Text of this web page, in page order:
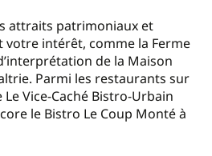
attraits patrimoniaux et
intérêt, comme la Ferme
de la Maison
Parmi les restaurants sur
Vice-Caché Bistro-Urbain
le Bistro Le Coup Monté à